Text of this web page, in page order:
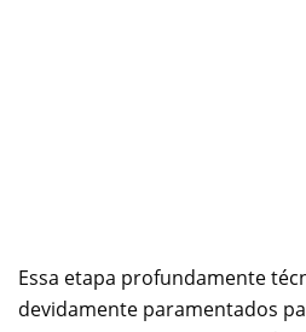
Essa etapa profundamente
devidamente paramentados